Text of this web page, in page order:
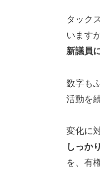
タック
います
新議員
数字も
活動を
変化に
しっか
を、有